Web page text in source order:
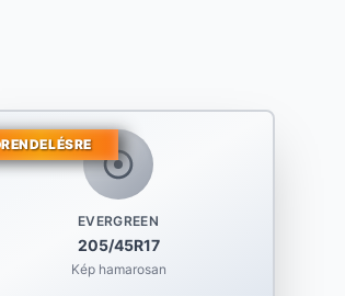
EVERGREEN
205/45R17
Kép hamarosan
RENDELÉSRE